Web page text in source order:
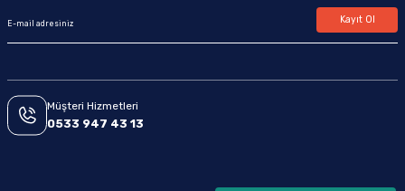
Kayıt Ol
Müşteri Hizmetleri
0533 947 43 13